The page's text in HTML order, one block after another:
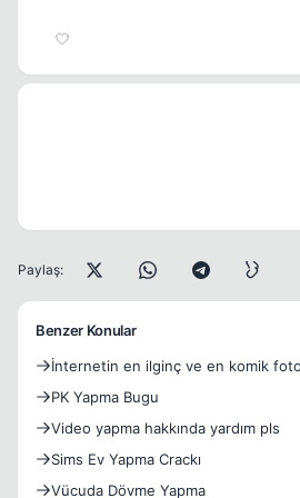
Paylaş:
Benzer Konular
İnternetin en ilginç ve en komik
PK Yapma Bugu
Video yapma hakkında yardım pls
Sims Ev Yapma Crackı
Vücuda Dövme Yapma